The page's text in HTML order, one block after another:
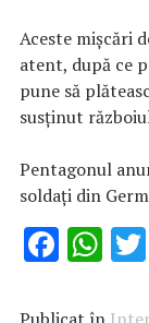
Aceste mişcări
atent, după ce
pune să
susţinut
Pentagonul
soldaţi din
F W